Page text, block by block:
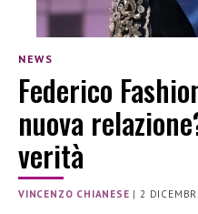
NEWS
Federico
nuova
verità
VINCENZO CHIANESE |2